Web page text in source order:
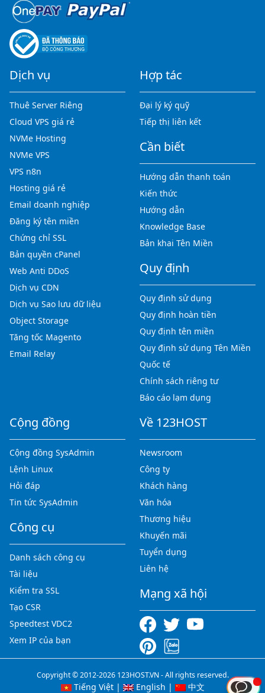
Dịch vụ
Thuê Server Riêng
Cloud VPS giá rẻ
NVMe Hosting
NVMe VPS
VPS n8n
Hosting giá rẻ
Email doanh nghiệp
Đăng ký tên miền
Chứng chỉ SSL
Bản quyền cPanel
Web Anti DDoS
Dịch vụ CDN
Dịch vụ Sao lưu dữ liệu
Object Storage
Tăng tốc Magento
Email Relay
Hợp tác
Đại lý ký quỹ
Tiếp thị liên kết
Cần biết
Hướng dẫn thanh toán
Kiến thức
Hướng dẫn
Knowledge Base
Bản khai Tên Miền
Quy định
Quy định sử dụng
Quy định hoàn tiền
Quy định tên miền
Quy định sử dụng Tên Miền
Quốc tế
Chính sách riêng tư
Báo cáo lạm dụng
Cộng đồng
Cộng đồng SysAdmin
Lệnh Linux
Hỏi đáp
Tin tức SysAdmin
Công cụ
Danh sách công cụ
Tài liệu
Kiểm tra SSL
Tạo CSR
Speedtest VDC2
Xem IP của bạn
Về 123HOST
Newsroom
Công ty
Khách hàng
Văn hóa
Thương hiệu
Khuyến mãi
Tuyển dụng
Liên hệ
Mạng xã hội
Copyright © 2012-2026 123HOST.VN - All rights reserved.
Tiếng Việt| English | 中文